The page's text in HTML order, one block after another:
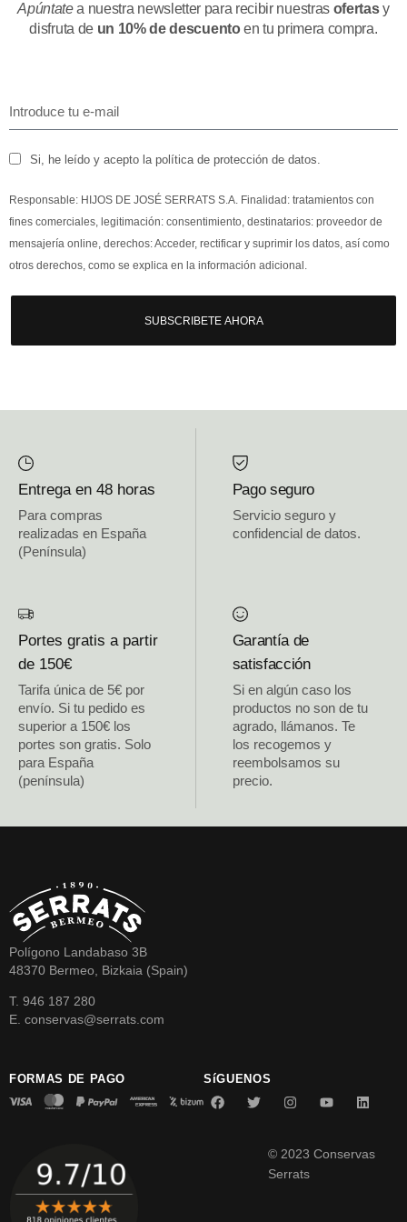
Apúntatea nuestra newsletter para recibir nuestras ofertasy
disfruta de un 10% de descuentoen tu primera compra.
Si, he leído y acepto la política de protección de datos.
Responsable: HIJOS DE JOSÉ SERRATS S.A. Finalidad: tratamientos con
fines comerciales, legitimación: consentimiento, destinatarios: proveedor de
mensajería online, derechos: Acceder, rectificar y suprimir los datos, así como
otros derechos, como se explica en la información adicional.
SUBSCRIBETE AHORA
Entrega en 48 horas
Para compras
realizadas en España
(Península)
Pago seguro
Servicio seguro y
confidencial de datos.
Portes gratis a partir
de 150€
Tarifa única de 5€ por
envío. Si tu pedido es
superior a 150€ los
portes son gratis. Solo
para España
(península)
Garantía de
satisfacción
Si en algún caso los
productos no son de tu
agrado, llámanos. Te
los recogemos y
reembolsamos su
precio.
Polígono Landabaso 3B
48370 Bermeo, Bizkaia (Spain)
T. 946 187 280
E. conservas@serrats.com
FORMAS DE PAGO SíGUENOS
© 2023 Conservas
Serrats